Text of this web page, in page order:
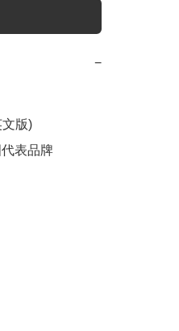
−
版)
表品牌